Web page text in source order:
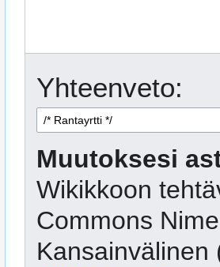
Yhteenveto:
Muutoksesi
Wikikkoon
Commons
Kansainvälinen